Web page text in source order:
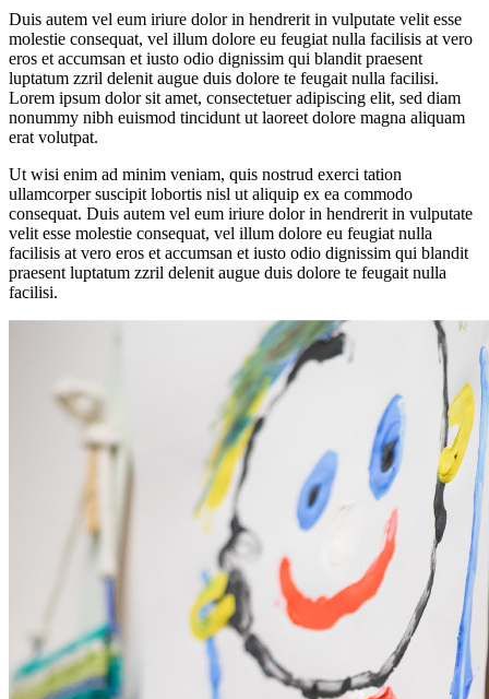
Duis autem vel eum iriure dolor in hendrerit in vulputate velit esse
molestie consequat, vel illum dolore eu feugiat nulla facilisis at vero
eros et accumsan et iusto odio dignissim qui blandit praesent
luptatum zzril delenit augue duis dolore te feugait nulla facilisi.
Lorem ipsum dolor sit amet, consectetuer adipiscing elit, sed diam
nonummy nibh euismod tincidunt ut laoreet dolore magna aliquam
erat volutpat.
Ut wisi enim ad minim veniam, quis nostrud exerci tation
ullamcorper suscipit lobortis nisl ut aliquip ex ea commodo
consequat. Duis autem vel eum iriure dolor in hendrerit in vulputate
velit esse molestie consequat, vel illum dolore eu feugiat nulla
facilisis at vero eros et accumsan et iusto odio dignissim qui blandit
praesent luptatum zzril delenit augue duis dolore te feugait nulla
facilisi.